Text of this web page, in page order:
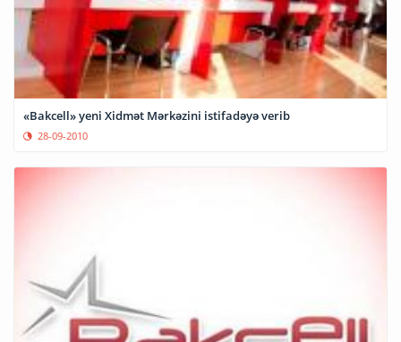
«Bakcell» yeni Xidmət Mərkəzini istifadəyə verib
28-09-2010